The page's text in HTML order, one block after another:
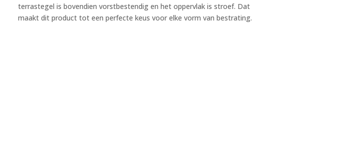
terrastegel is bovendien vorstbestendig en het oppervlak is stroef. Dat
maakt dit product tot een perfecte keus voor elke vorm van bestrating.